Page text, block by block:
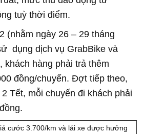
tuỳ thời điểm.
(nhằm ngày 26 – 29 tháng
dụng dịch vụ GrabBike và
khách hàng phải trả thêm
đồng/chuyến. Đợt tiếp theo,
Tết, mỗi chuyến đi khách phải
cước 3.700/km và lái xe được hưởng